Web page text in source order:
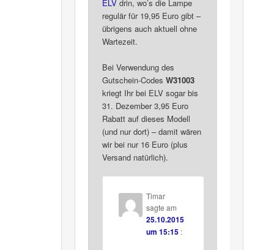
ELVdrin, wo’s die Lampe
regulär für 19,95 Euro gibt –
übrigens auch aktuell ohne
Wartezeit.
Bei Verwendung des
Gutschein-Codes W31003
kriegt Ihr bei ELV sogar bis
31. Dezember 3,95 Euro
Rabatt auf dieses Modell
(und nur dort) – damit wären
wir bei nur 16 Euro (plus
Versand natürlich).
Timar
sagte am
25.10.2015
um 15:15 :